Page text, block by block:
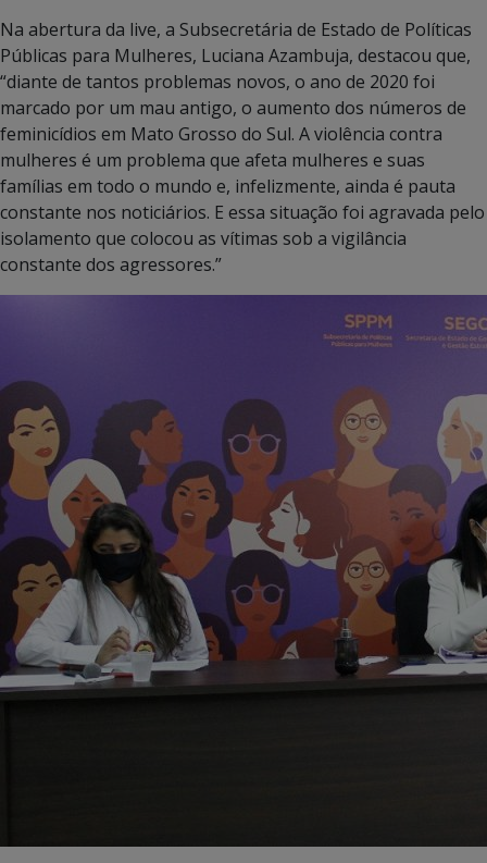
Na abertura da live, a Subsecretária de Estado de Políticas
Públicas para Mulheres, Luciana Azambuja, destacou que,
“diante de tantos problemas novos, o ano de 2020 foi
marcado por um mau antigo, o aumento dos números de
feminicídios em Mato Grosso do Sul. A violência contra
mulheres é um problema que afeta mulheres e suas
famílias em todo o mundo e, infelizmente, ainda é pauta
constante nos noticiários. E essa situação foi agravada pelo
isolamento que colocou as vítimas sob a vigilância
constante dos agressores.”